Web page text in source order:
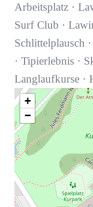
Arbeitsplatz ·
Surf Club ·
Schlittelplausch
· Tipierlebnis ·
Langlaufkurse ·
+
−